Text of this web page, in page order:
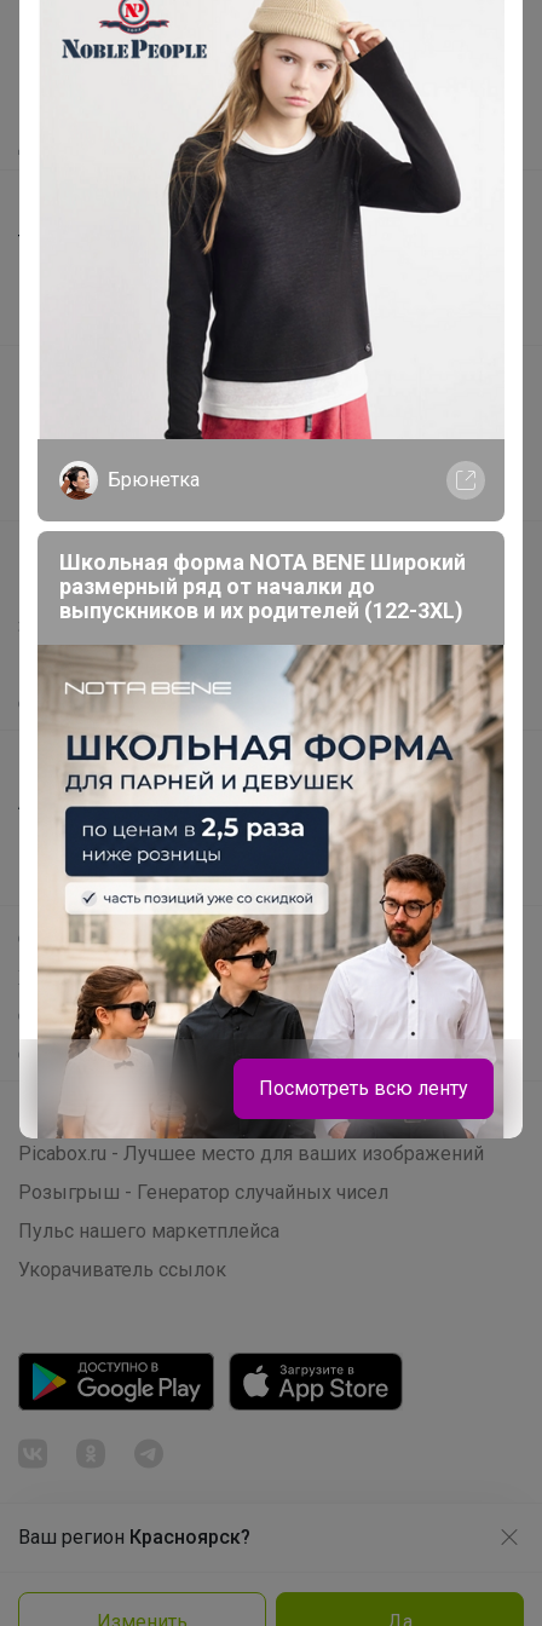
Ваш регион Красноярск?
Как здесь все устроено?
Как сделать заказ?
Доставка
Торговые марки
Подарочные сертификаты
Реклама на сайте
Поставщикам
Вакансии
support@24-ok.ru
Написать в поддержку
Защита покупателя
Помощь
О нас
Все предложения
Анонсы
Новости
Поддержка альпак
Самое выгодное
Хиты продаж
Самое желанное
Самое быстрое
Начать зарабатывать с 24-ok
Picabox.ru - Лучшее место для ваших изображений
Розыгрыш - Генератор случайных чисел
Пульс нашего маркетплейса
Укорачиватель ссылок
Политика конфиденциальности
Брюнетка
Школьная форма NOTA BENE Широкий
размерный ряд от началки до
выпускников и их родителей (122-3XL)
BODO знает, как превратить классику в
любимую вещь подростка
Посмотреть всю ленту
Продолжая использовать этот сайт и нажимая кнопку